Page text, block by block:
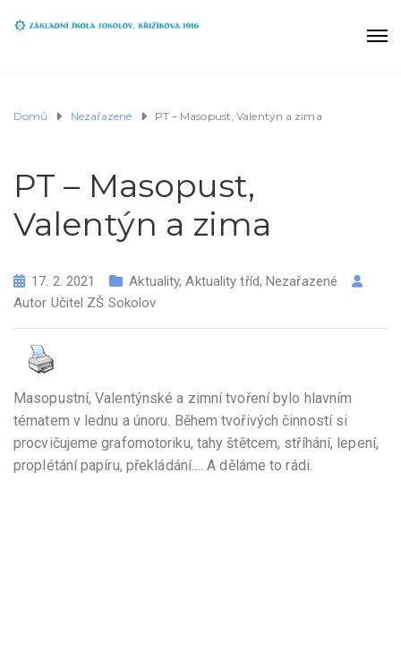
Domů Nezařazené PT – Masopust, Valentýn a zima
PT – Masopust,
Valentýn a zima
17. 2. 2021 Aktuality,Aktuality tříd,Nezařazené
Autor Učitel ZŠ Sokolov
Masopustní, Valentýnské a zimní tvoření bylo hlavním
tématem v lednu a únoru. Během tvořivých činností si
procvičujeme grafomotoriku, tahy štětcem, stříhání, lepení,
proplétání papíru, překládání…. A děláme to rádi.